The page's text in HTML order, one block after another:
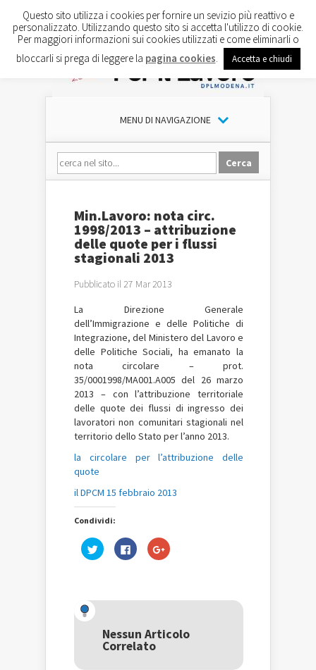
MENU DI NAVIGAZIONE
Min.Lavoro: nota circ.
1998/2013 – attribuzione
delle quote per i flussi
stagionali 2013
Pubblicato il 27 Mar 2013
La Direzione Generale
dell’Immigrazione e delle Politiche di
Integrazione, del Ministero del Lavoro e
delle Politiche Sociali, ha emanato la
nota circolare – prot.
35/0001998/MA001.A005 del 26 marzo
2013 – con l’attribuzione territoriale
delle quote dei flussi di ingresso dei
lavoratori non comunitari stagionali nel
territorio dello Stato per l’anno 2013.
la circolare per l’attribuzione delle
quote
il DPCM 15 febbraio 2013
Condividi:
Fai
clic
una
nuova
finestra)
Fai
clic
nuova
finestra)
Fai
clic
una
nuova
Nessun Articolo
Correlato
Questo sito utilizza i cookies per fornire un sevizio più reattivo e
personalizzato. Utilizzando questo sito si accetta l'utilizzo di cookie.
Per maggiori informazioni sui cookies utilizzati e come eliminarli o
bloccarli si prega di leggere la pagina cookies Accetta e chiudi